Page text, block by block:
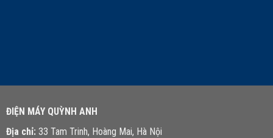
ĐIỆN MÁY QUỲNH ANH
Địa chỉ: 33 Tam Trinh, Hoàng Mai, Hà Nội